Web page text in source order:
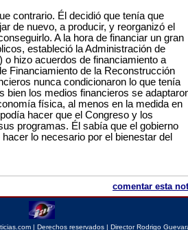
contrario. Él decidió que tenía que
de nuevo, a producir, y reorganizó el
A la hora de financiar un gran
estableció la Administración de
hizo acuerdos de financiamiento a
Financiamiento de la Reconstrucción
nunca condicionaron lo que tenía
bien los medios financieros se
física, al menos en la medida en
hacer que el Congreso y los
programas. Él sabía que el gobierno
lo necesario por el bienestar del
comentar esta
| Derechos reservados | DirectorRodrigo